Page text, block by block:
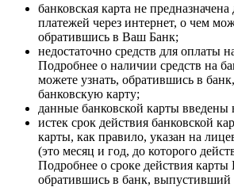
банковская карта не
платежей через интернет, о чем
обратившись в Ваш Банк;
недостаточно средств для оплаты
Подробнее о наличии средств на
можете узнать, обратившись в
банковскую карту;
данные банковской карты введены
истек срок действия банковской
карты, как правило, указан на
(это месяц и год, до которого
Подробнее о сроке действия
обратившись в банк, выпустивший